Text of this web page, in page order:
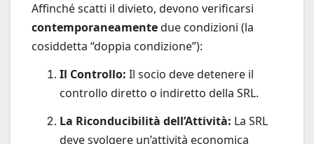
Affinché scatti il divieto, devono verificarsi
contemporaneamentedue condizioni (la
cosiddetta “doppia condizione”):
Il Controllo: Il socio deve detenere il
controllo diretto o indiretto della SRL.
La Riconducibilità dell’Attività: La SRL
deve svolgere un’attività economica